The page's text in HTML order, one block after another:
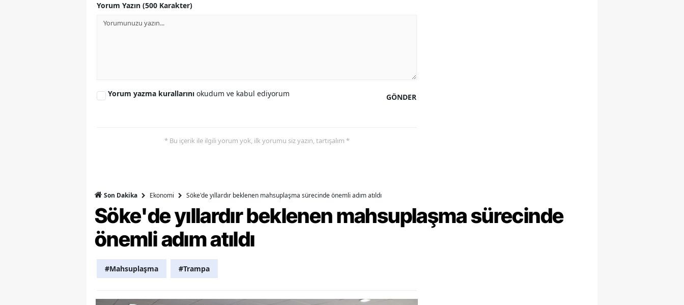
Zonguldak
Karaman
Batman
Yorum Yazın (500 Karakter)
GÖNDER
Yorum yazma kurallarını okudum ve kabul ediyorum
* Bu içerik ile ilgili yorum yok, ilk yorumu siz yazın, tartışalım *
Son Dakika Ekonomi Söke'de yıllardır beklenen mahsuplaşma sürecinde önemli adım atıldı
Söke'de yıllardır beklenen mahsuplaşma sürecinde
önemli adım atıldı
#Mahsuplaşma #Trampa